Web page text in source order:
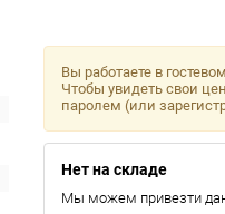
Вы работаете в
Чтобы увидеть свои
паролем (или
Нет на складе
Мы можем привезти